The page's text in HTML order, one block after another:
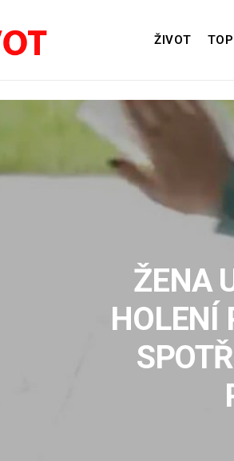
ŽIVOT TOP
ŽENA
HOLENÍ